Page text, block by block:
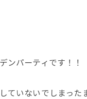
ンパーティです！！
いないでしまった